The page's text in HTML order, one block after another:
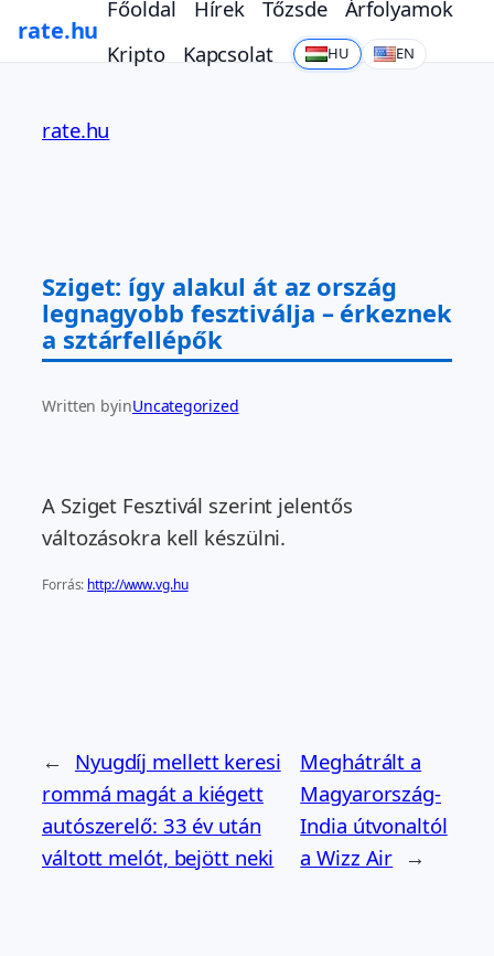
rate.hu
Főoldal Hírek Tőzsde
Árfolyamok
Kripto
Kapcsolat HU EN
tartalomhoz
rate.hu
Sziget: így alakul át az ország
legnagyobb fesztiválja – érkeznek
a sztárfellépők
Written byinUncategorized
A Sziget Fesztivál szerint jelentős
változásokra kell készülni.
Forrás: http://www.vg.hu
← Nyugdíj mellett keresi
rommá magát a kiégett
autószerelő: 33 év után
váltott melót, bejött neki
Meghátrált a
Magyarország-
India útvonaltól
a Wizz Air →